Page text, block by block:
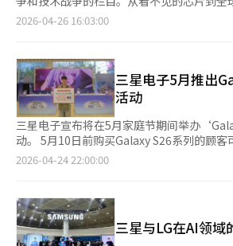
略将继续。供给将成为市场更大的制约因素
可能会对Galaxy品牌造成负担。分析认为，
池效率上达到与骁龙相当的水平后，才能扩大应用
事业部的Galaxy产品，将提高对外部半导体
力。 在中低价产品中，预计将根据地区和价格区间继续采用高
通、Exynos和联发科芯片的分配策略。在旗
过确保性能和品牌信任度，而在入门级产品
而细分产品的AP战略。 一位半导体行业人士表示：“高通的价格
上涨将在现有库存消耗后，逐步反映在整机
Exynos能够应用于Ultra级别，才能在与高
加大。智能手机中包含了大量高价部件，如
备、应用处理器、显示屏和相机模块。尤其
Galaxy S26的价格和扩大高端产品线来部分
在消费放缓的情况下，单纯提高价格并不容
有强大的用户忠诚度，而中国厂商则以具有
格产品。对于三星而言，必须同时维护销售量和
氛围也是一个变数。随着三星电子工会问题
面临着组织稳定和业绩创造的双重要求。智
周期短，市场反应迅速地反映在业绩上。如
发、市场营销和供应链的响应速度也可能受到影响。
品重新确认在折叠屏市场的主导地位。尽管
叠屏市场，但中国厂商的追赶势头强劲。在
电池和相机性能等方面需要有明确的差异化。 Galaxy AI也面
验。三星电子自Galaxy S24以来一直主导AI
队'一样奔走在产业前线，生动传达。周末为
环境的整体技术。4月22日至24日在首尔三成
的“2026世界IT展”最直观地展示了这一变
重体验而非性能。三星电子将AI呈现为“可
的无眼镜3D显示器和AI导航不仅是展示装置
的起点。显示器不仅传递信息，还扩展为吸
面。这种趋势在体验区延续。微型RGB、
游戏区等技术不再单独展示，而是形成一个
能，而是融入内容和体验中，以用户反应为
展馆被构造成一个居住空间，AI作为生活系
时灯光和空调自动开启，厨房根据食材推荐
况调整音效。各个家电不再是独立功能，而
在这种结构中，AI不再是特定设备的功能，
2026-04-26 16:03:00
三星电子5月推出
活动
三星电子宣布将在5月家庭节期间举办
动。 5月10日前购买Galaxy S26系列的顾客可获得价值5万韩元的
游戏道具优惠券。 在三星官网使用三星卡购买并加入‘新Galaxy
区。 快闪店为家庭和年轻人设计，顾客可参与多种活动和印章任
务。 活动期间，限量发售2000套‘Galaxy S26 Ultra Kirene配件
版’，包括磁铁壳、亚克力音乐盒和手机支架。 三星电子
2026-04-24 22:00:00
三星与LG在AI领域